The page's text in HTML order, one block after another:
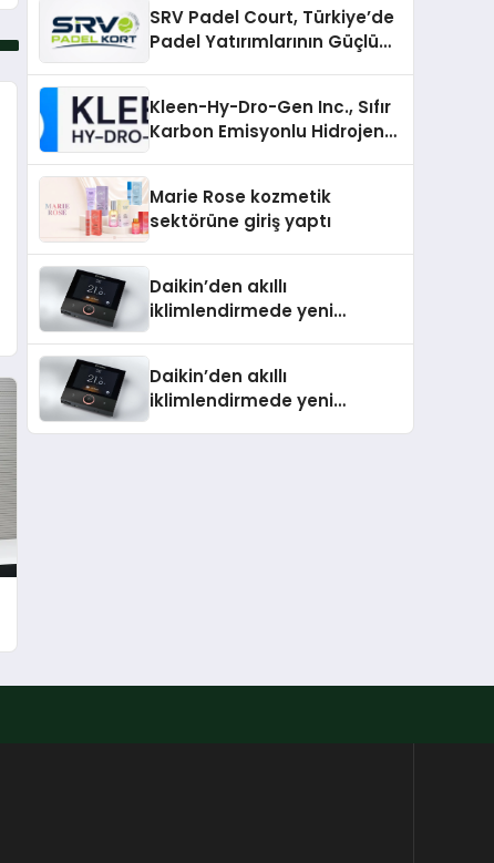
SRV Padel Court, Türkiye’de
Padel Yatırımlarının Güçlü
Kleen-Hy-Dro-Gen Inc., Sıfır
Karbon Emisyonlu Hidrojen
Aldı
Marie Rose kozmetik
sektörüne giriş yaptı
Daikin’den akıllı
iklimlendirmede yeni
Daikin’den akıllı
iklimlendirmede yeni